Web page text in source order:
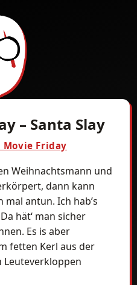
– Santa Slay
Movie Friday
Weihnachtsmann und
dann kann
mal antun. Ich hab’s
hät‘ man sicher
Es is aber
fetten Kerl aus der
Leuteverkloppen